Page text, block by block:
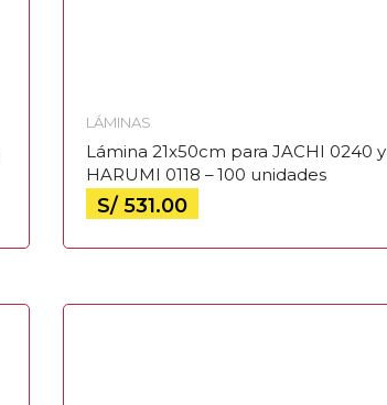
LÁMINAS
Lámina 21x50cm para JACHI 0240 y
HARUMI 0118 – 100 unidades
S/531.00